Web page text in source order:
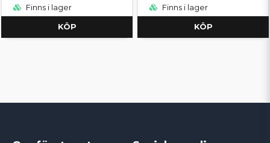
Finns i lager
KÖP
Finns i lager
KÖP